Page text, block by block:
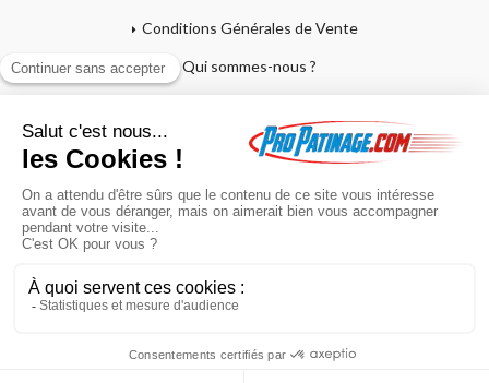
Conditions Générales de Vente
Qui sommes-nous ?
Mon compte
Mon panier
Paiement en 4x sans frais
cookies à des fins statistiques et commerciales.